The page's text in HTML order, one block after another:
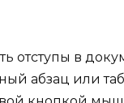
отступы в
абзац или